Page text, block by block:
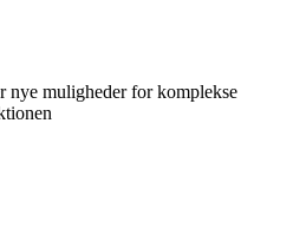
nye muligheder for komplekse